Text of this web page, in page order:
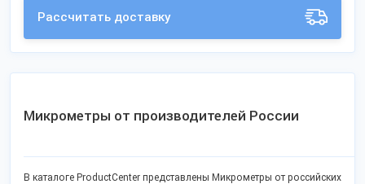
Рассчитать доставку
Микрометры от производителей России
В каталоге ProductCenter представлены Микрометры от российских